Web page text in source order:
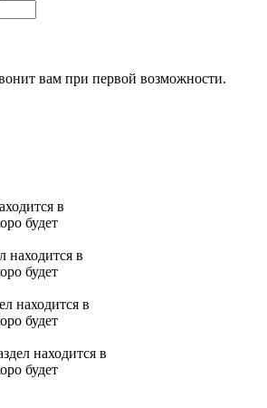
вам при первой возможности.
в
будет
находится в
будет
находится в
будет
находится в
будет